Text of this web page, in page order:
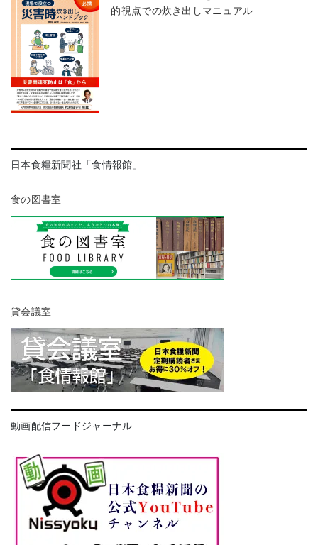
的視点での炊き出しマニュアル
日本食糧新聞社「食情報館」
食の図書室
貸会議室
動画配信フードジャーナル